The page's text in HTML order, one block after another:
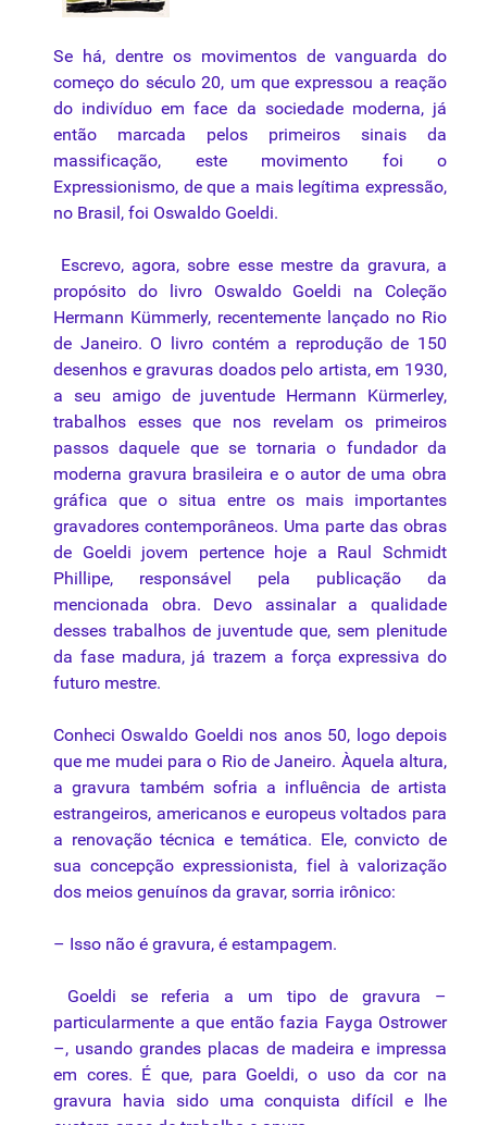
Se há, dentre os movimentos de vanguarda do
começo do século 20, um que expressou a reação
do indivíduo em face da sociedade moderna, já
então marcada pelos primeiros sinais da
massificação, este movimento foi o
Expressionismo, de que a mais legítima expressão,
no Brasil, foi Oswaldo Goeldi.
Escrevo, agora, sobre esse mestre da gravura, a
propósito do livro Oswaldo Goeldi na Coleção
Hermann Kümmerly, recentemente lançado no Rio
de Janeiro. O livro contém a reprodução de 150
desenhos e gravuras doados pelo artista, em 1930,
a seu amigo de juventude Hermann Kürmerley,
trabalhos esses que nos revelam os primeiros
passos daquele que se tornaria o fundador da
moderna gravura brasileira e o autor de uma obra
gráfica que o situa entre os mais importantes
gravadores contemporâneos. Uma parte das obras
de Goeldi jovem pertence hoje a Raul Schmidt
Phillipe, responsável pela publicação da
mencionada obra. Devo assinalar a qualidade
desses trabalhos de juventude que, sem plenitude
da fase madura, já trazem a força expressiva do
futuro mestre.
Conheci Oswaldo Goeldi nos anos 50, logo depois
que me mudei para o Rio de Janeiro. Àquela altura,
a gravura também sofria a influência de artista
estrangeiros, americanos e europeus voltados para
a renovaçãotécnica e temática. Ele, convicto de
sua concepção expressionista, fiel à valorização
dos meios genuínos da gravar, sorria irônico:
– Isso não é gravura, é estampagem.
Goeldi se referia a um tipo de gravura –
particularmente a que então fazia Fayga Ostrower
–, usando grandes placas de madeira e impressa
em cores. É que, para Goeldi, o uso da cor na
gravura havia sido uma conquista difícil e lhe